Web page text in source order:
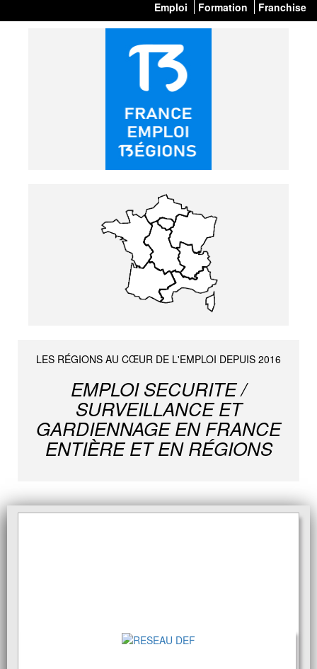
Emploi Formation Franchise
LES RÉGIONS AU CŒUR DE L'EMPLOI DEPUIS 2016
EMPLOI SECURITE /
SURVEILLANCE ET
GARDIENNAGE EN FRANCE
ENTIÈRE ET EN RÉGIONS